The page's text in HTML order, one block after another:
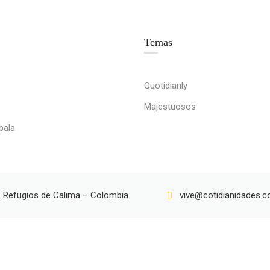
más de ti - Jaime Murrell [DCT] 0523 Yo quiero
Temas
Quotidianly
Majestuosos
Refugios de Calima – Colombia